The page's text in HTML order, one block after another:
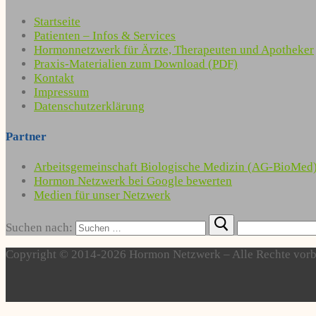
Startseite
Patienten – Infos & Services
Hormonnetzwerk für Ärzte, Therapeuten und Apotheker
Praxis-Materialien zum Download (PDF)
Kontakt
Impressum
Datenschutzerklärung
Partner
Arbeitsgemeinschaft Biologische Medizin (AG-BioMed)
Hormon Netzwerk bei Google bewerten
Medien für unser Netzwerk
Suchen nach:
Copyright © 2014-2026 Hormon Netzwerk – Alle Rechte